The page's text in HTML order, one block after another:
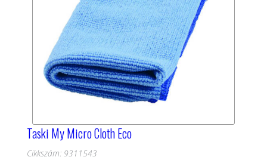
Taski My Micro Cloth Eco
Cikkszám: 9311543